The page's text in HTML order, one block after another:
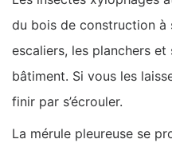
du bois de construction à
escaliers, les planchers
bâtiment. Si vous les
finir par s’écrouler.
La mérule pleureuse se